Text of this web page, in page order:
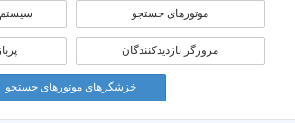
موتورهای جستجو سیستم
مرورگر بازدیدکنندگان
خزشگرهای موتورهای جستجو